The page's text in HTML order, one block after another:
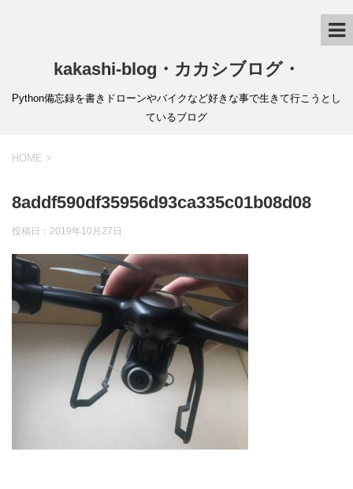
kakashi-blog・カカシブログ・
Python備忘録を書きドローンやバイクなど好きな事で生きて行こうとし
ているブログ
HOME >
8addf590df35956d93ca335c01b08d08
投稿日： 2019年10月27日